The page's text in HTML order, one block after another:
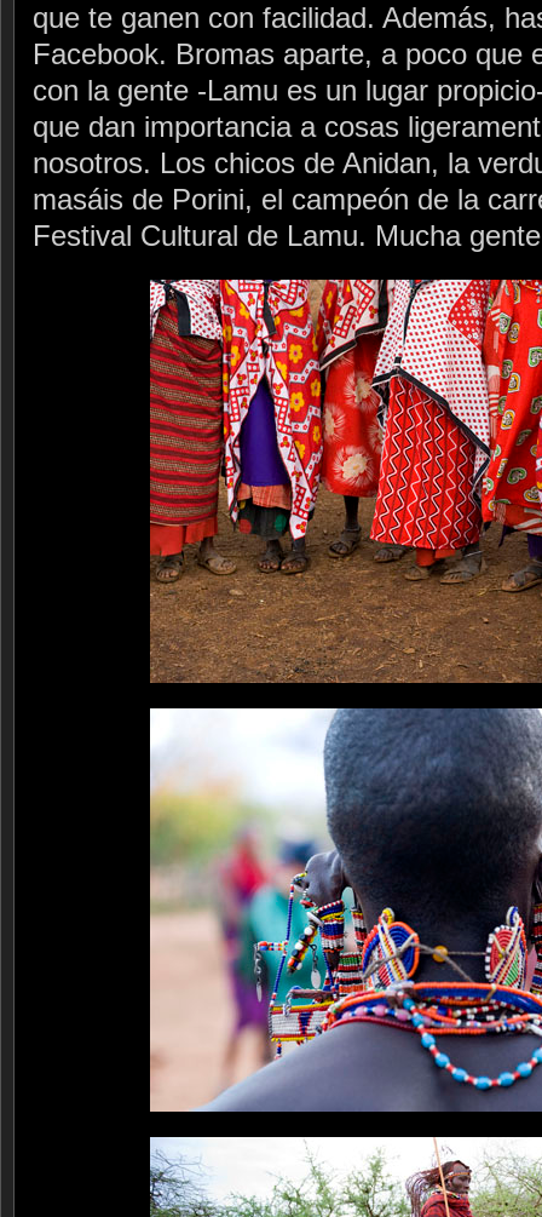
que te ganen con facilidad. Además,
Facebook. Bromas aparte, a poco que
con la gente -Lamu es un lugar
que dan importancia a cosas
nosotros. Los chicos de Anidan, la
masáis de Porini, el campeón de la
Festival Cultural de Lamu. Mucha